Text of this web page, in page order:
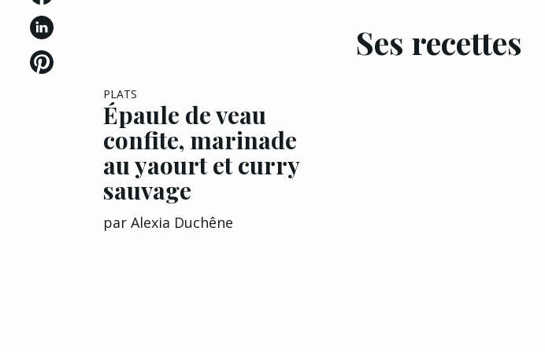
Ses recettes
PLATS
Épaule de veau
confite, marinade
au yaourt et curry
sauvage
par Alexia Duchêne